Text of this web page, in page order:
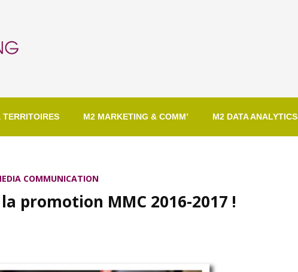
TERRITOIRES M2 MARKETING & COMM’ M2 DATA ANALYTICS
COMMUNICATION
promotion MMC 2016-2017 !